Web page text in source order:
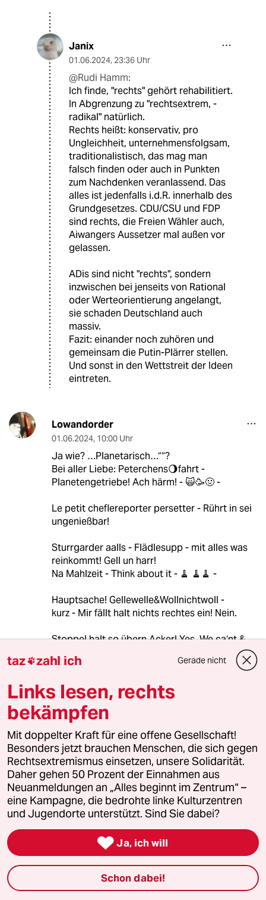
Janix
01.06.2024, 23:36 Uhr
@Rudi Hamm:
Ich finde, "rechts" gehört rehabilitiert.
In Abgrenzung zu "rechtsextrem, -
radikal" natürlich.
Rechts heißt: konservativ, pro
Ungleichheit, unternehmensfolgsam,
traditionalistisch, das mag man
falsch finden oder auch in Punkten
zum Nachdenken veranlassend. Das
alles ist jedenfalls i.d.R. innerhalb des
Grundgesetzes. CDU/CSU und FDP
sind rechts, die Freien Wähler auch,
Aiwangers Aussetzer mal außen vor
gelassen.
ADis sind nicht "rechts", sondern
inzwischen bei jenseits von Rational
oder Werteorientierung angelangt,
sie schaden Deutschland auch
massiv.
Fazit: einander noch zuhören und
gemeinsam die Putin-Plärrer stellen.
Und sonst in den Wettstreit der Ideen
eintreten.
Lowandorder
01.06.2024, 10:00 Uhr
Ja wie? …Planetarisch…““?
Bei aller Liebe: Peterchens🌖fahrt -
Planetengetriebe! Ach härm! - 🙀🥳🤢 -
Le petit cheflereporter persetter - Rührt in sei
ungenießbar!
Sturrgarder aalls - Flädlesupp - mit alles was
reinkommt! Gell un harr!
Na Mahlzeit - Think about it - 🧹 🧹🧹 -
Hauptsache! Gellewelle&Wollnichtwoll -
kurz - Mir fällt halt nichts rechtes ein! Nein.
Stoppel halt so übern Acker! Yes. We ca‘nt &
Dir ja vllt was geben!
Doch wie einst bei sojet Paukern: …öh - still
beiseite legen •
—-
Un ach / anyway - Scheunen Sündach - 🪲🐦‍⬛
🦉 -
Lowandorder
@Lowandorder:
Und zum Schluß allerhand - denn
taz zahl ich Gerade nicht
Links lesen, rechts
bekämpfen
Mit doppelter Kraft für eine offene Gesellschaft!
Besonders jetzt brauchen Menschen, die sich gegen
Rechtsextremismus einsetzen, unsere Solidarität.
Daher gehen 50 Prozent der Einnahmen aus
Neuanmeldungen an „Alles beginnt im Zentrum“ –
eine Kampagne, die bedrohte linke Kulturzentren
und Jugendorte unterstützt. Sind Sie dabei?
 Ja, ich will
Schon dabei!